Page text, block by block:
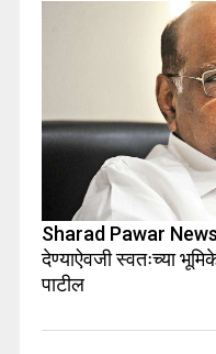
Sharad Pawar News
देण्याऐवजी स्वतःच्या
पाटील